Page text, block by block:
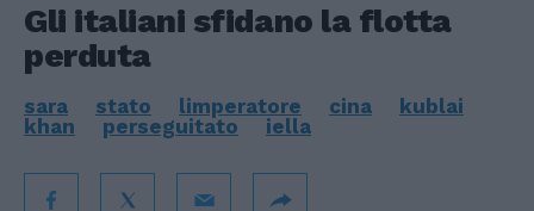
Gli italiani sfidano la flotta
perduta
sara stato limperatore cina
kublai
khan
perseguitato iella